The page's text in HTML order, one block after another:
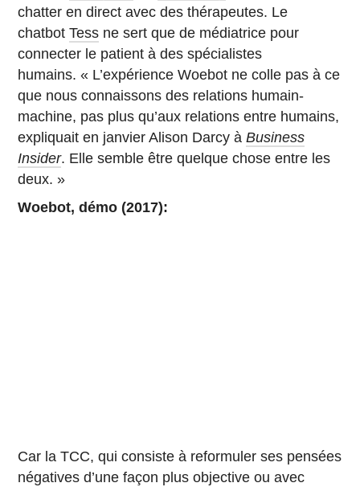
chatter en direct avec des thérapeutes. Le
chatbotTess ne sert que de médiatrice pour
connecter le patient à des spécialistes
humains. « L’expérience Woebot ne colle pas à ce
que nous connaissons des relations humain-
machine, pas plus qu’aux relations entre humains,
expliquait en janvier Alison Darcy àBusiness
Insider. Elle semble être quelque chose entre les
deux. »
Woebot, démo (2017):
Car la TCC, qui consiste à reformuler ses pensées
négatives d’une façon plus objective ou avec